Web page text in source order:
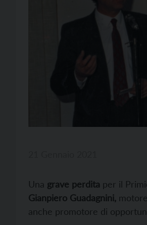
Una grave perdita per il
Gianpiero Guadagnini,
anche promotore di